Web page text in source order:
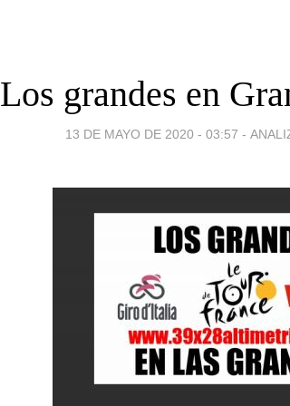
Los grandes en
13 DE MAYO DE 2020 - 03:57 -